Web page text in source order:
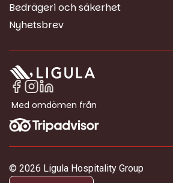
Bedrägeri och säkerhet
Nyhetsbrev
Med omdömen från
© 2026 Ligula Hospitality Group